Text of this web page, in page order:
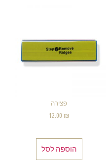
פצירה
12.00 ₪
הוספה לסל